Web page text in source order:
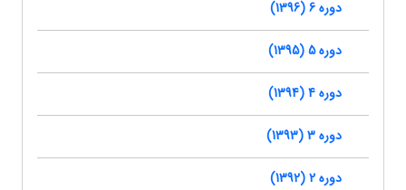
دوره 6 (1396)
دوره 5 (1395)
دوره 4 (1394)
دوره 3 (1393)
دوره 2 (1392)